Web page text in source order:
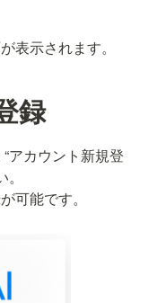
表示されます。
録
アカウント新規登
可能です。